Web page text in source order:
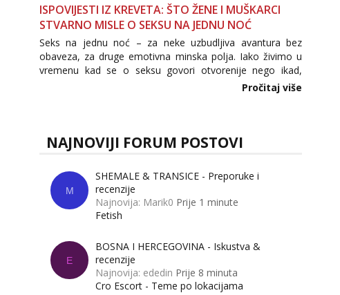
ISPOVIJESTI IZ KREVETA: ŠTO ŽENE I MUŠKARCI
STVARNO MISLE O SEKSU NA JEDNU NOĆ
Seks na jednu noć – za neke uzbudljiva avantura bez
obaveza, za druge emotivna minska polja. Iako živimo u
vremenu kad se o seksu govori otvorenije nego ikad,
tema „jedne noći strasti“ i dalje izaziva burne rasprave. Što
Pročitaj više
NAJNOVIJI FORUM POSTOVI
M
SHEMALE & TRANSICE - Preporuke i
recenzije
Najnovija: Marik0 Prije 1 minute
Fetish
E
BOSNA I HERCEGOVINA - Iskustva &
recenzije
Najnovija: ededin Prije 8 minuta
Cro Escort - Teme po lokacijama